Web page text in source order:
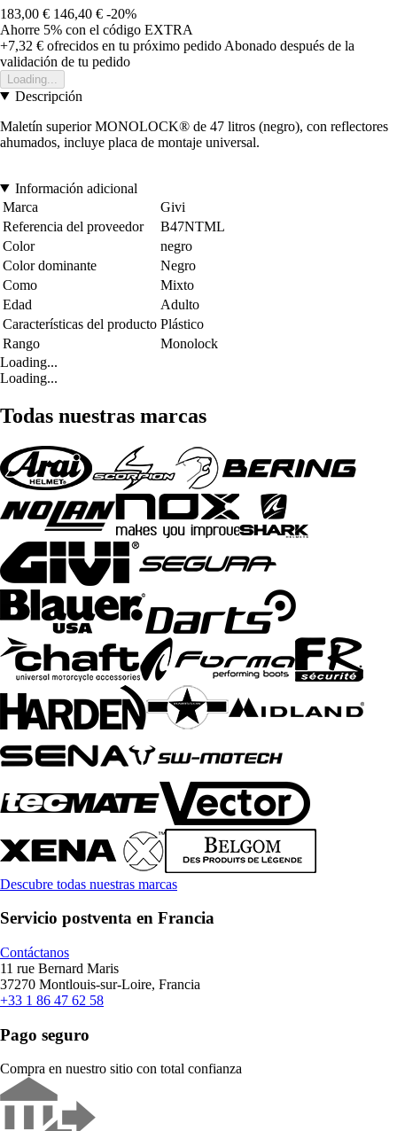
183,00 € 146,40 € -20%
Ahorre 5% con el código EXTRA
+7,32 € ofrecidos en tu próximo pedido Abonado después de la
validación de tu pedido
Loading...
Descripción
Maletín superior MONOLOCK® de 47 litros (negro), con reflectores
ahumados, incluye placa de montaje universal.
Información adicional
Marca
Givi
Referencia del proveedor
B47NTML
Color
negro
Color dominante
Negro
Como
Mixto
Edad
Adulto
Características del producto Plástico
Rango
Monolock
Loading...
Loading...
Todas nuestras marcas
Descubre todas nuestras marcas
Servicio postventa en Francia
Contáctanos
11 rue Bernard Maris
37270 Montlouis-sur-Loire, Francia
+33 1 86 47 62 58
Pago seguro
Compra en nuestro sitio con total confianza